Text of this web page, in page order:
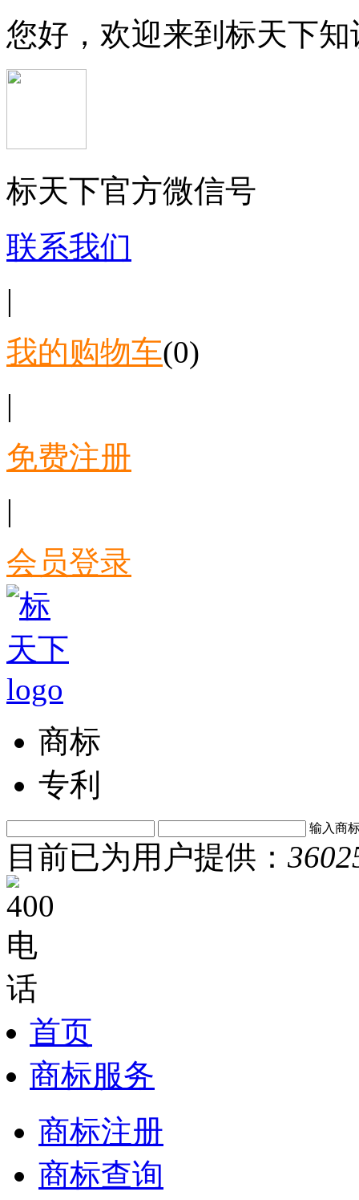
您好，欢迎来到标天下
标天下官方微信号
联系我们
|
我的购物车(0)
|
免费注册
|
会员登录
商标
专利
输入商
目前已为用户提供：
首页
商标服务
商标注册
商标查询